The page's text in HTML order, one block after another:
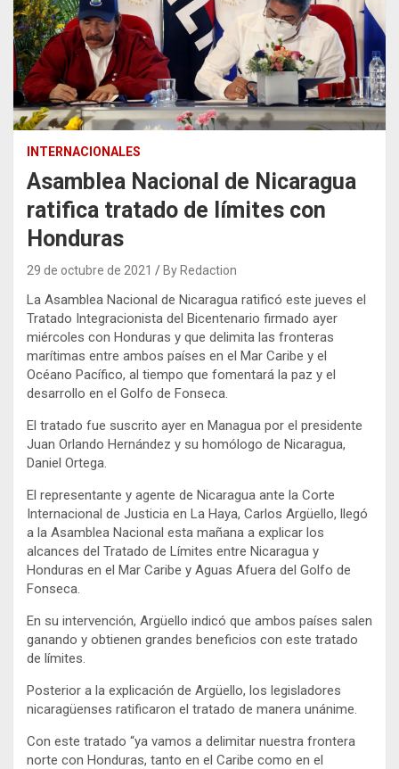
INTERNACIONALES
Asamblea Nacional de Nicaragua
ratifica tratado de límites con
Honduras
29 de octubre de 2021 By Redaction
La Asamblea Nacional de Nicaragua ratificó este jueves el
Tratado Integracionista del Bicentenario firmado ayer
miércoles con Honduras y que delimita las fronteras
marítimas entre ambos países en el Mar Caribe y el
Océano Pacífico, al tiempo que fomentará la paz y el
desarrollo en el Golfo de Fonseca.
El tratado fue suscrito ayer en Managua por el presidente
Juan Orlando Hernández y su homólogo de Nicaragua,
Daniel Ortega.
El representante y agente de Nicaragua ante la Corte
Internacional de Justicia en La Haya, Carlos Argüello, llegó
a la Asamblea Nacional esta mañana a explicar los
alcances del Tratado de Límites entre Nicaragua y
Honduras en el Mar Caribe y Aguas Afuera del Golfo de
Fonseca.
En su intervención, Argüello indicó que ambos países salen
ganando y obtienen grandes beneficios con este tratado
de límites.
Posterior a la explicación de Argüello, los legisladores
nicaragüenses ratificaron el tratado de manera unánime.
Con este tratado “ya vamos a delimitar nuestra frontera
norte con Honduras, tanto en el Caribe como en el